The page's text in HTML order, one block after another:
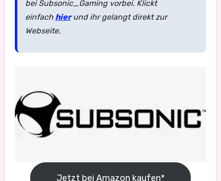
bei Subsonic_Gaming vorbei. Klickt
einfach hierund ihr gelangt direkt zur
Webseite.
Jetzt bei Amazon kaufen*